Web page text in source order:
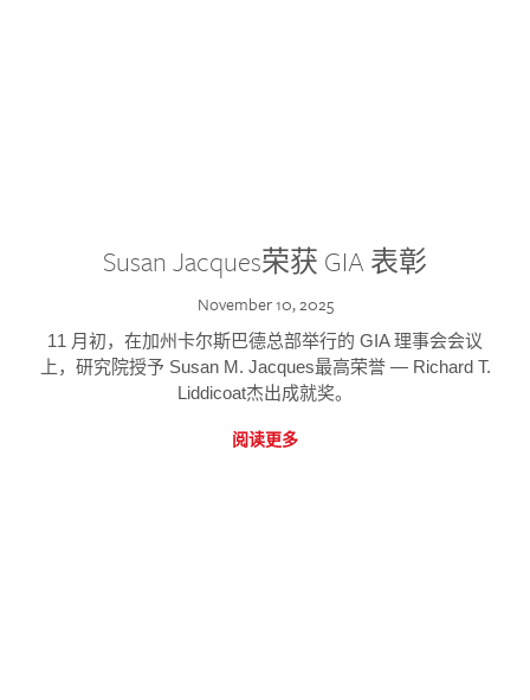
Susan Jacques荣获 GIA 表彰
November 10, 2025
11 月初，在加州卡尔斯巴德总部举行的 GIA 理事会会议
上，研究院授予 Susan M. Jacques最高荣誉 — Richard T.
Liddicoat杰出成就奖。
阅读更多